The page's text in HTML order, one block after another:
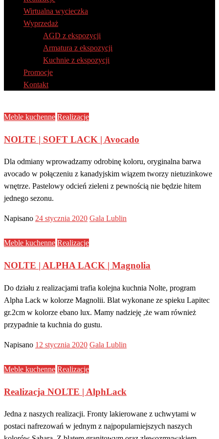
Wirtualna wycieczka
Wyprzedaż
AGD z ekspozycji
Armatura z ekspozycji
Kuchnie z ekspozycji
Promocje
Kontakt
Meble kuchenne Realizacje
NOLTE | SOFT LACK | Avocado
Dla odmiany wprowadzamy odrobinę koloru, oryginalna barwa
avocado w połączeniu z kanadyjskim wiązem tworzy nietuzinkowe
wnętrze. Pastelowy odcień zieleni z pewnością nie będzie hitem
jednego sezonu.
Napisano 24 stycznia 2020 Gala Lublin
Meble kuchenne Realizacje
NOLTE | ALPHA LACK | Magnolia
Do działu z realizacjami trafia kolejna kuchnia Nolte, program
Alpha Lack w kolorze Magnolii. Blat wykonane ze spieku Lapitec
gr.2cm w kolorze ebano lux. Mamy nadzieję ,że wam również
przypadnie ta kuchnia do gustu.
Napisano 12 stycznia 2020 Gala Lublin
Meble kuchenne Realizacje
Realizacja NOLTE | AlphLack
Jedna z naszych realizacji. Fronty lakierowane z uchwytami w
postaci nafrezowań w jednym z najpopularniejszych naszych